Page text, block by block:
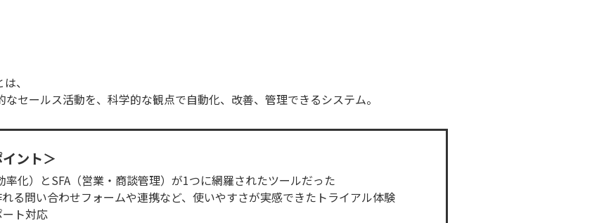
、
セールス活動を、科学的な観点で自動化、改善、管理できるシステム。
ント＞
化）とSFA（営業・商談管理）が1つに網羅されたツールだった
る問い合わせフォームや連携など、使いやすさが実感できたトライアル体験
ト対応